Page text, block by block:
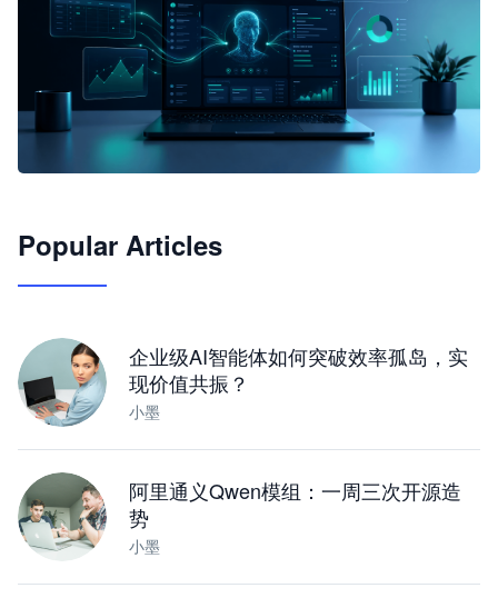
JimoClaw 桌面 AI Agent 工作台
Popular Articles
企业级AI智能体如何突破效率孤岛，实
现价值共振？
小墨
阿里通义Qwen模组：一周三次开源造
势
小墨